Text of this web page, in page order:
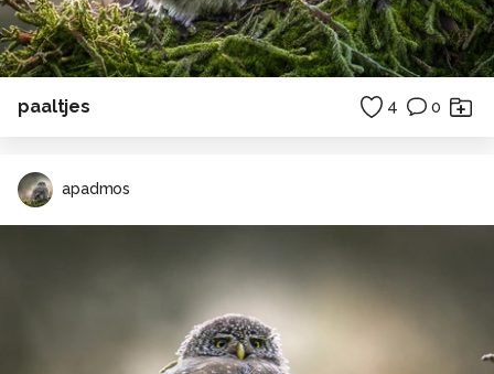
paaltjes 4 0
apadmos